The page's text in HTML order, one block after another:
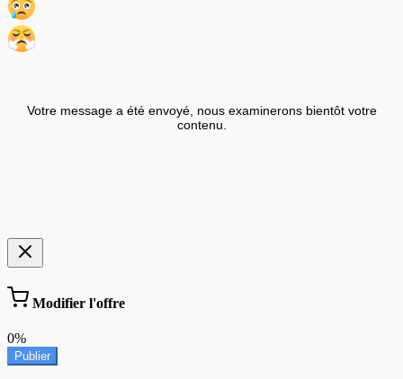
Votre message a été envoyé, nous examinerons bientôt votre
contenu.
Modifier l'offre
0%
Publier